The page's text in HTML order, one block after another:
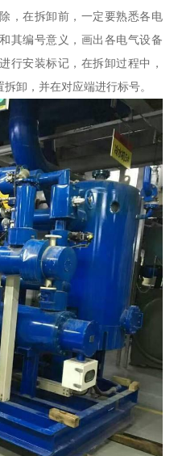
，在拆卸前，一定要熟悉各电
其编号意义，画出各电气设备
行安装标记，在拆卸过程中，
卸，并在对应端进行标号。